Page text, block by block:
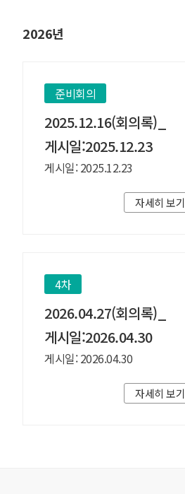
2026년
준비회의
2025.12.16(회의록)_
게시일:2025.12.23
게시일: 2025.12.23
자세히 보기
4차
2026.04.27(회의록)_
게시일:2026.04.30
게시일: 2026.04.30
자세히 보기